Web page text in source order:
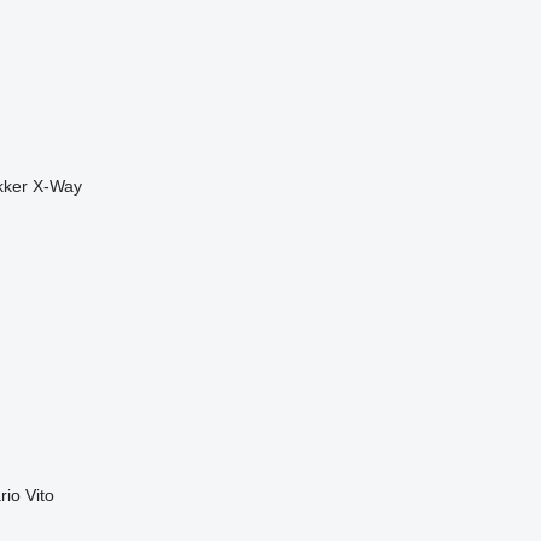
X-Way
Vito